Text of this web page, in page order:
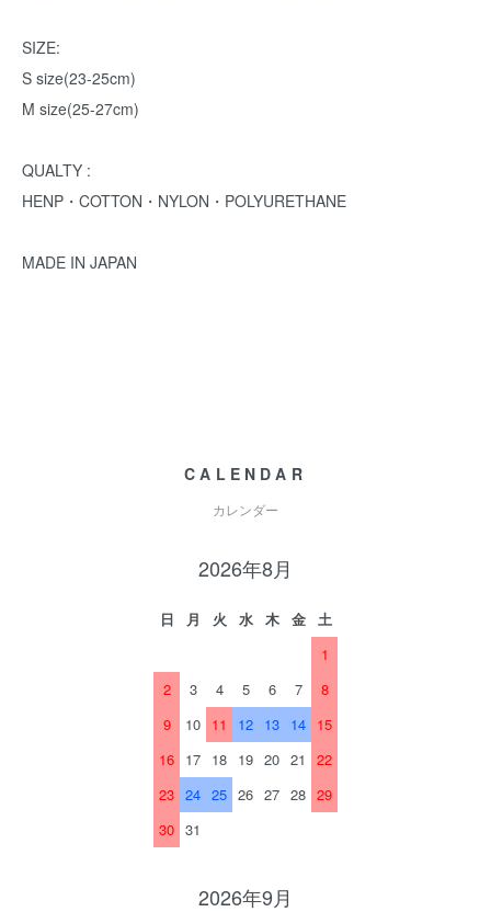
SIZE:
S size(23-25cm)
M size(25-27cm)
QUALTY :
HENP・COTTON・NYLON・POLYURETHANE
MADE IN JAPAN
CALENDAR
カレンダー
2026年8月
日 月 火 水 木 金
土
1
2
3 4 5 6 7
8
9
10 11 12 13 14 15
16 17 18 19 20 21
22
23 24 25 26 27 28 29
30 31
2026年9月